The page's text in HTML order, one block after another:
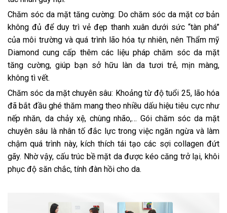
Chăm sóc da mặt tăng cường: Do chăm sóc da mặt cơ bản
không đủ để duy trì vẻ đẹp thanh xuân dưới sức “tàn phá”
của môi trường và quá trình lão hóa tự nhiên, nên Thẩm mỹ
Diamond cung cấp thêm các liệu pháp chăm sóc da mặt
tăng cường, giúp bạn sở hữu làn da tươi trẻ, mịn màng,
không tì vết.
Chăm sóc da mặt chuyên sâu: Khoảng từ độ tuổi 25, lão hóa
đã bắt đầu ghé thăm mang theo nhiều dấu hiệu tiêu cực như
nếp nhăn, da chảy xệ, chùng nhão,… Gói chăm sóc da mặt
chuyên sâu là nhân tố đắc lực trong việc ngăn ngừa và làm
chậm quá trình này, kích thích tái tạo các sợi collagen đứt
gãy. Nhờ vậy, cấu trúc bề mặt da được kéo căng trở lại, khôi
phục độ săn chắc, tính đàn hồi cho da.